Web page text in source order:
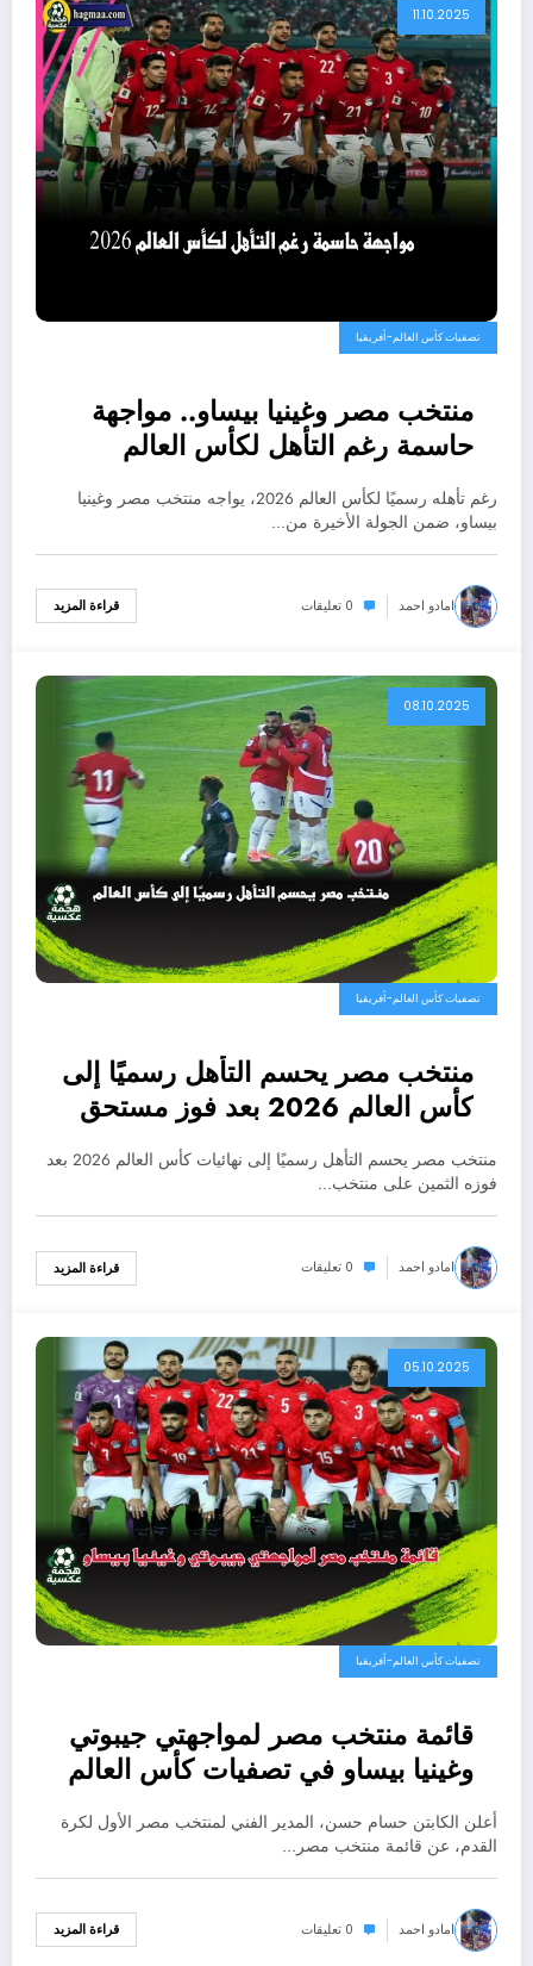
11.10.2025
تصفيات كأس العالم-أفريقيا
منتخب مصر وغينيا بيساو.. مواجهة
حاسمة رغم التأهل لكأس العالم
2026
رغم تأهله رسميًا لكأس العالم 2026، يواجه منتخب مصر وغينيا
بيساو، ضمن الجولة الأخيرة من…
امادو احمد 0 تعليقات قراءة المزيد
08.10.2025
تصفيات كأس العالم-أفريقيا
منتخب مصر يحسم التأهل رسميًا إلى
كأس العالم 2026 بعد فوز مستحق
على جيبوتي
منتخب مصر يحسم التأهل رسميًا إلى نهائيات كأس العالم 2026 بعد
فوزه الثمين على منتخب…
امادو احمد 0 تعليقات قراءة المزيد
05.10.2025
تصفيات كأس العالم-أفريقيا
قائمة منتخب مصر لمواجهتي جيبوتي
وغينيا بيساو في تصفيات كأس العالم
أعلن الكابتن حسام حسن، المدير الفني لمنتخب مصر الأول لكرة
القدم، عن قائمة منتخب مصر…
امادو احمد 0 تعليقات قراءة المزيد